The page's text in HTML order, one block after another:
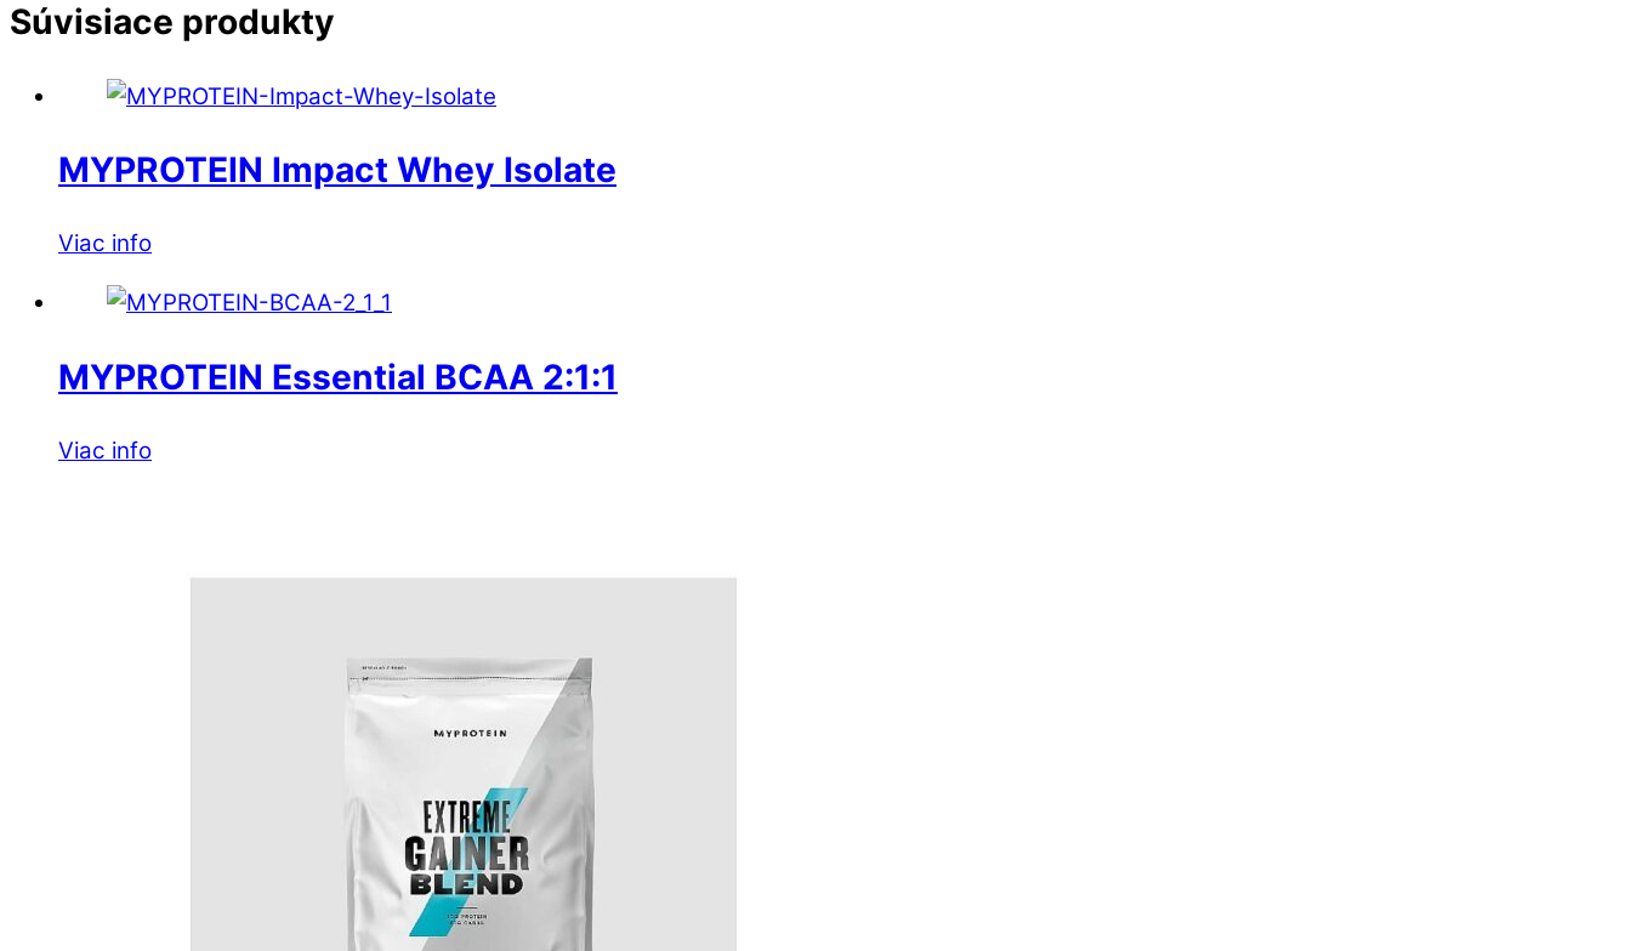
Súvisiace produkty
MYPROTEIN Impact Whey Isolate
Viac info
MYPROTEIN Essential BCAA 2:1:1
Viac info